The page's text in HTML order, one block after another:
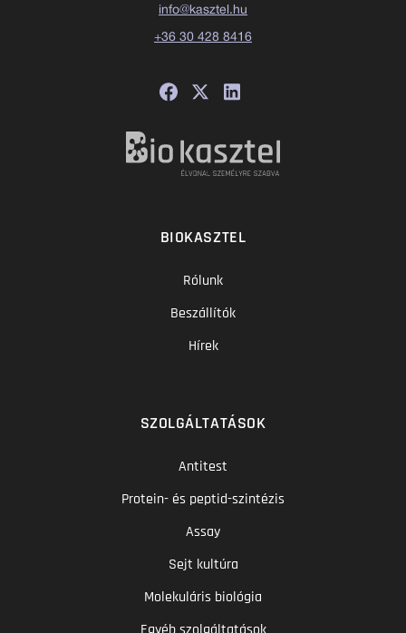
info@kasztel.hu
+36 30 428 8416
BIOKASZTEL
Rólunk
Beszállítók
Hírek
SZOLGÁLTATÁSOK
Antitest
Protein- és peptid-szintézis
Assay
Sejt kultúra
Molekuláris biológia